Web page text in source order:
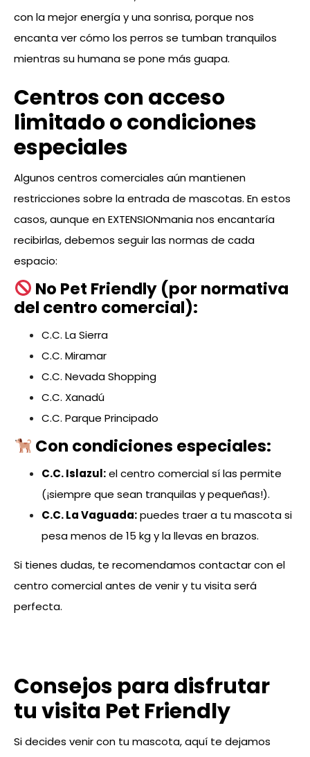
con la mejor energía y una sonrisa, porque nos
encanta ver cómo los perros se tumban tranquilos
mientras su humana se pone más guapa.
Centros con acceso
limitado o condiciones
especiales
Algunos centros comerciales aún mantienen
restricciones sobre la entrada de mascotas. En estos
casos, aunque en EXTENSIONmania nos encantaría
recibirlas, debemos seguir las normas de cada
espacio:
No Pet Friendly (por normativa
del centro comercial):
C.C. La Sierra
C.C. Miramar
C.C. Nevada Shopping
C.C. Xanadú
C.C. Parque Principado
Con condiciones especiales:
C.C. Islazul:el centro comercial sí las permite
(¡siempre que sean tranquilas y pequeñas!).
C.C. La Vaguada:puedes traer a tu mascota si
pesa menos de 15 kg y la llevas en brazos.
Si tienes dudas, te recomendamos contactar con el
centro comercial antes de venir y tu visita será
perfecta.
Consejos para disfrutar
tu visita Pet Friendly
Si decides venir con tu mascota, aquí te dejamos